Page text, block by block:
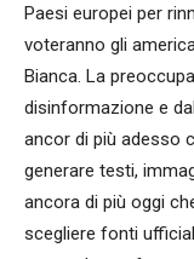
Paesi europei per
voteranno gli
Bianca. La
disinformazione e
ancor di più adesso
generare testi,
ancora di più oggi
scegliere fonti